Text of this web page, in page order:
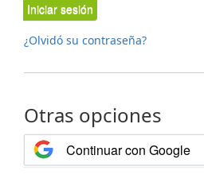
Iniciar sesión
¿Olvidó su contraseña?
Otras opciones
Continuar con Google